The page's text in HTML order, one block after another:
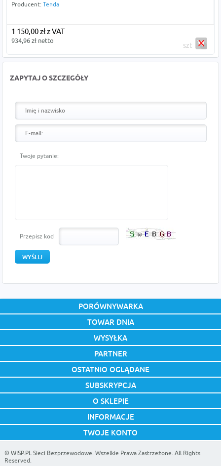
Producent: Tenda
1 150,00 zł z VAT
934,96 zł netto
szt
ZAPYTAJ O SZCZEGÓŁY
Twoje pytanie:
Przepisz kod
PORÓWNYWARKA
TOWAR DNIA
WYSYŁKA
PARTNER
OSTATNIO OGLĄDANE
SUBSKRYPCJA
O SKLEPIE
INFORMACJE
TWOJE KONTO
© WISP.PL Sieci Bezprzewodowe. Wszelkie Prawa Zastrzeżone. All Rights
Reserved.